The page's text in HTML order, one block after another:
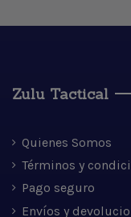
Zulu Tactical
Quienes Somos
Términos y
Pago seguro
Envíos y